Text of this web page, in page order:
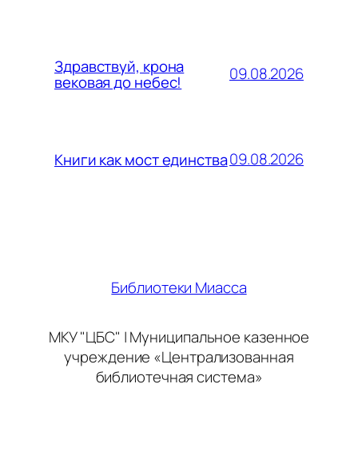
Здравствуй, крона
вековая до небес! 09.08.2026
Книги как мост единства09.08.2026
Библиотеки Миасса
МКУ "ЦБС" | Муниципальное казенное
учреждение «Централизованная
библиотечная система»